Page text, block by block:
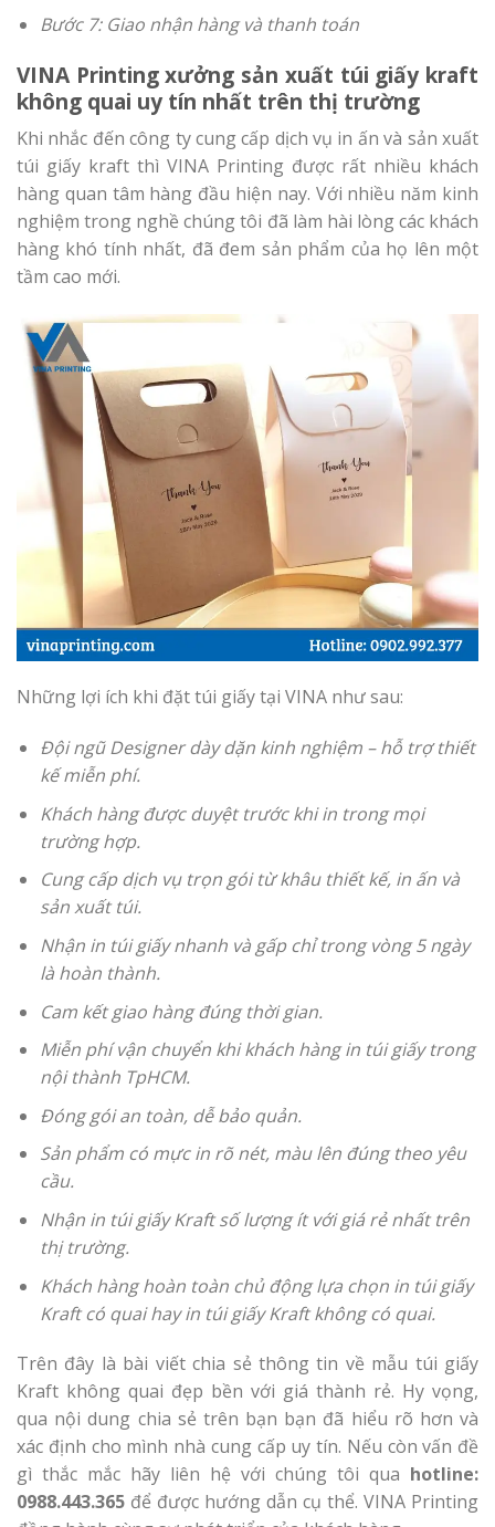
Bước 7: Giao nhận hàng và thanh toán
VINA Printing xưởng sản xuất túi giấy kraft
không quai uy tín nhất trên thị trường
Khi nhắc đến công ty cung cấp dịch vụ in ấn và sản xuất
túi giấy kraft thì VINA Printing được rất nhiều khách
hàng quan tâm hàng đầu hiện nay. Với nhiều năm kinh
nghiệm trong nghề chúng tôi đã làm hài lòng các khách
hàng khó tính nhất, đã đem sản phẩm của họ lên một
tầm cao mới.
Những lợi ích khi đặt túi giấy tại VINA như sau:
Đội ngũ Designer dày dặn kinh nghiệm – hỗ trợ thiết
kế miễn phí.
Khách hàng được duyệt trước khi in trong mọi
trường hợp.
Cung cấp dịch vụ trọn gói từ khâu thiết kế, in ấn và
sản xuất túi.
Nhận in túi giấy nhanh và gấp chỉ trong vòng 5 ngày
là hoàn thành.
Cam kết giao hàng đúng thời gian.
Miễn phí vận chuyển khi khách hàng in túi giấy trong
nội thành TpHCM.
Đóng gói an toàn, dễ bảo quản.
Sản phẩm có mực in rõ nét, màu lên đúng theo yêu
cầu.
Nhận in túi giấy Kraft số lượng ít với giá rẻ nhất trên
thị trường.
Khách hàng hoàn toàn chủ động lựa chọn in túi giấy
Kraft có quai hay in túi giấy Kraft không có quai.
Trên đây là bài viết chia sẻ thông tin về mẫu túi giấy
Kraft không quai đẹp bền với giá thành rẻ. Hy vọng,
qua nội dung chia sẻ trên bạn bạn đã hiểu rõ hơn và
xác định cho mình nhà cung cấp uy tín. Nếu còn vấn đề
gì thắc mắc hãy liên hệ với chúng tôi qua hotline:
0988.443.365 để được hướng dẫn cụ thể. VINA Printing